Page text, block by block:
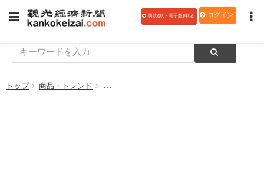
購読(紙・電子版)申込 ログイン
トップ 商品・トレンド 世界的コンクールで初の「プラチナ賞」 サ